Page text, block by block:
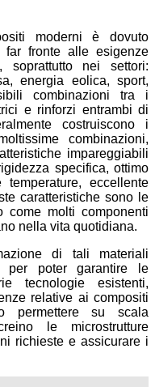
moderni è dovuto
far fronte alle esigenze
soprattutto nei settori:
energia eolica, sport,
combinazioni tra i
e rinforzi entrambi di
costruiscono i
combinazioni,
impareggiabili
specifica, ottimo
eccellente
caratteristiche sono le
come molti componenti
nella vita quotidiana.
di tali materiali
per poter garantire le
tecnologie esistenti,
relative ai compositi
permettere su scala
le microstrutture
richieste e assicurare i